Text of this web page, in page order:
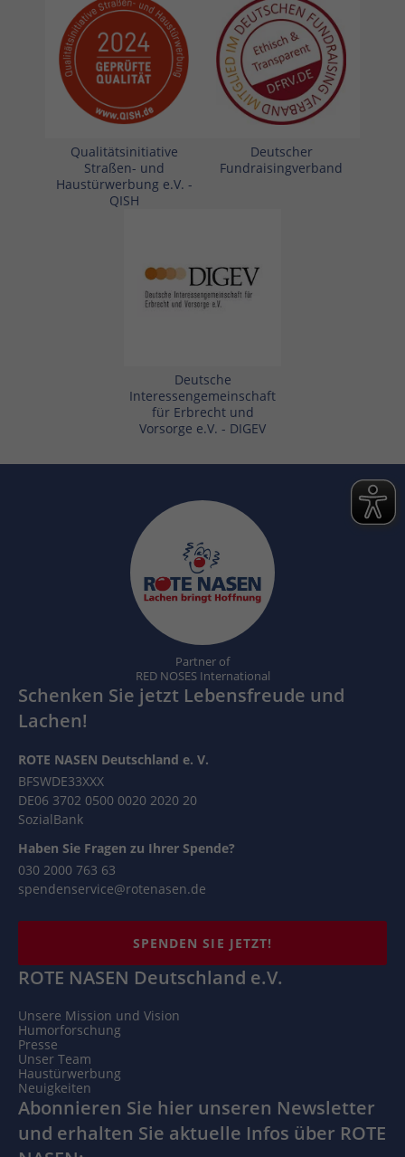
Qualitätsinitiative
Straßen- und
Haustürwerbung e.V. -
QISH
Deutscher
Fundraisingverband
Deutsche
Interessengemeinschaft
für Erbrecht und
Vorsorge e.V. - DIGEV
Partner of
RED NOSES International
Schenken Sie jetzt Lebensfreude und
Lachen!
ROTE NASEN Deutschland e. V.
BFSWDE33XXX
DE06 3702 0500 0020 2020 20
SozialBank
Haben Sie Fragen zu Ihrer Spende?
030 2000 763 63
spendenservice@rotenasen.de
SPENDEN SIE JETZT!
ROTE NASEN Deutschland e.V.
Unsere Mission und Vision
Humorforschung
Presse
Unser Team
Haustürwerbung
Neuigkeiten
Abonnieren Sie hier unseren Newsletter
und erhalten Sie aktuelle Infos über ROTE